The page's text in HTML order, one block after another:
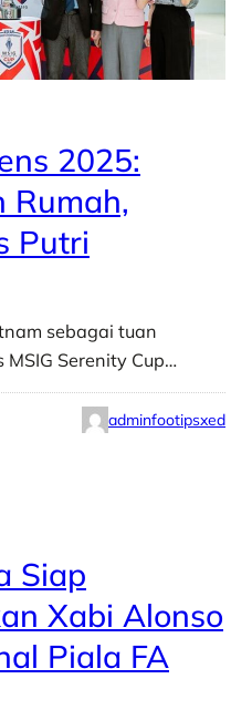
2025:
Rumah,
Putri
sebagai tuan
MSIG Serenity Cup…
adminfootipsxed
Siap
Xabi Alonso
Piala FA